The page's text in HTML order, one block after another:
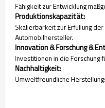
Fähigkeit zur Entwicklung
Produktionskapazität:
Skalierbarkeit zur Erfüllung
Automobilhersteller.
Innovation & Forschung &
Investitionen in die Forschung
Nachhaltigkeit:
Umweltfreundliche